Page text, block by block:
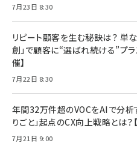
7月23日 8:30
リピート顧客を生む秘訣は？ 単な
創」で顧客に“選ばれ続ける”プ
催】
7月22日 8:30
年間32万件超のVOCをAIで分析
りごと」起点のCX向上戦略とは？
7月21日 9:00